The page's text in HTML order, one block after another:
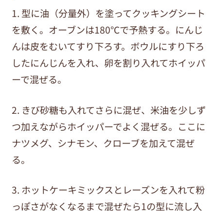
1. 型に油（分量外）を塗ってクッキングシート
を敷く。オーブンは180℃で予熱する。にんじ
んは皮をむいてすり下ろす。ボウルにすり下ろ
したにんじんを入れ、卵を割り入れてホイッパ
ーで混ぜる。
2. きび砂糖も入れてさらに混ぜ、米油を少しず
つ加えながらホイッパーでよく混ぜる。ここに
ナツメグ、シナモン、クローブを加えて混ぜ
る。
3. ホットケーキミックスとレーズンを入れて粉
っぽさがなくなるまで混ぜたら1の型に流し入